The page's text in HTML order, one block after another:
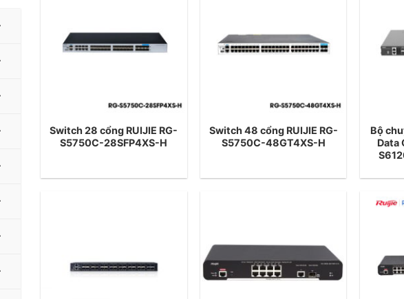
Switch 28 cổng RUIJIE RG-
S5750C-28SFP4XS-H
Switch 48 cổng RUIJIE RG-
S5750C-48GT4XS-H
Bộ
Data